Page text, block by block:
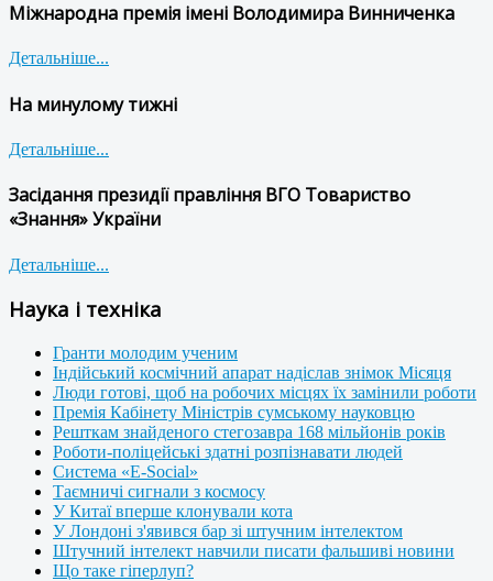
Міжнародна премія імені Володимира Винниченка
Детальніше...
На минулому тижні
Детальніше...
Засідання президії правління ВГО Товариство
«Знання» України
Детальніше...
Наука і техніка
Гранти молодим ученим
Індійський космічний апарат надіслав знімок Місяця
Люди готові, щоб на робочих місцях їх замінили роботи
Премія Кабінету Міністрів сумському науковцю
Решткам знайденого стегозавра 168 мільйонів років
Роботи-поліцейські здатні розпізнавати людей
Система «E-Social»
Таємничі сигнали з космосу
У Китаї вперше клонували кота
У Лондоні з'явився бар зі штучним інтелектом
Штучний інтелект навчили писати фальшиві новини
Що таке гіперлуп?